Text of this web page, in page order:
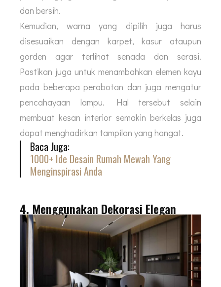
dan bersih.
Kemudian, warna yang dipilih juga harus
disesuaikan dengan karpet, kasur ataupun
gorden agar terlihat senada dan serasi.
Pastikan juga untuk menambahkan elemen kayu
pada beberapa perabotan dan juga mengatur
pencahayaan lampu. Hal tersebut selain
membuat kesan interior semakin berkelas juga
dapat menghadirkan tampilan yang hangat.
Baca Juga:
1000+ Ide Desain Rumah Mewah Yang
Menginspirasi Anda
4. Menggunakan Dekorasi Elegan